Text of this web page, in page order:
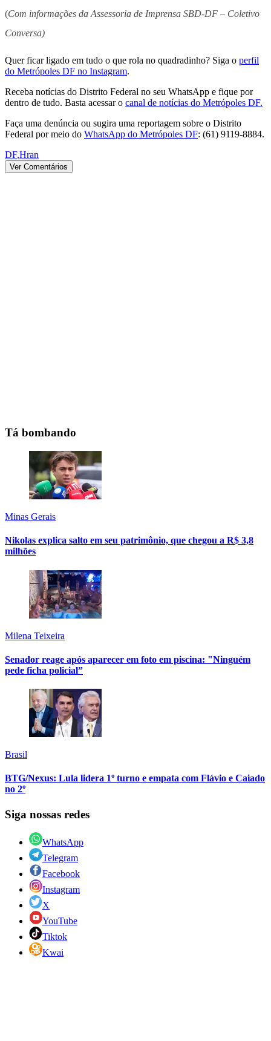
(Com informações da Assessoria de Imprensa SBD-DF – Coletivo
Conversa)
Quer ficar ligado em tudo o que rola no quadradinho? Siga o perfil
do Metrópoles DF no Instagram.
Receba notícias do Distrito Federal no seu WhatsApp e fique por
dentro de tudo. Basta acessar o canal de notícias do Metrópoles DF.
Faça uma denúncia ou sugira uma reportagem sobre o Distrito
Federal por meio do WhatsApp do Metrópoles DF: (61) 9119-8884.
DF,Hran
Ver Comentários
Tá bombando
Minas Gerais
Nikolas explica salto em seu patrimônio, que chegou a R$ 3,8
milhões
Milena Teixeira
Senador reage após aparecer em foto em piscina: "Ninguém
pede ficha policial”
Brasil
BTG/Nexus: Lula lidera 1º turno e empata com Flávio e Caiado
no 2º
Siga nossas redes
WhatsApp
Telegram
Facebook
Instagram
X
YouTube
Tiktok
Kwai